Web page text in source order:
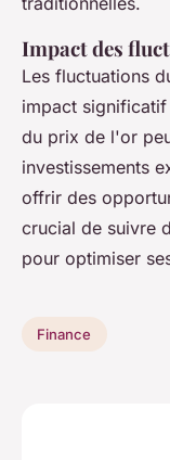
Impact des
Les fluctuations
impact significatif
du prix de l'or
investissements
offrir des
crucial de suivre
pour optimiser
Finance